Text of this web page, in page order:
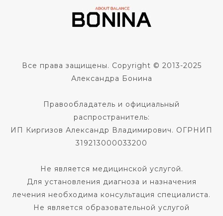
Все права защищены. Copyright © 2013-2025
Александра Бонина
Правообладатель и официальный
распространитель:
ИП Киргизов Александр Владимирович. ОГРНИП
319213000033200
Не является медицинской услугой.
Для установления диагноза и назначения
лечения необходима консультация специалиста.
Не является образовательной услугой